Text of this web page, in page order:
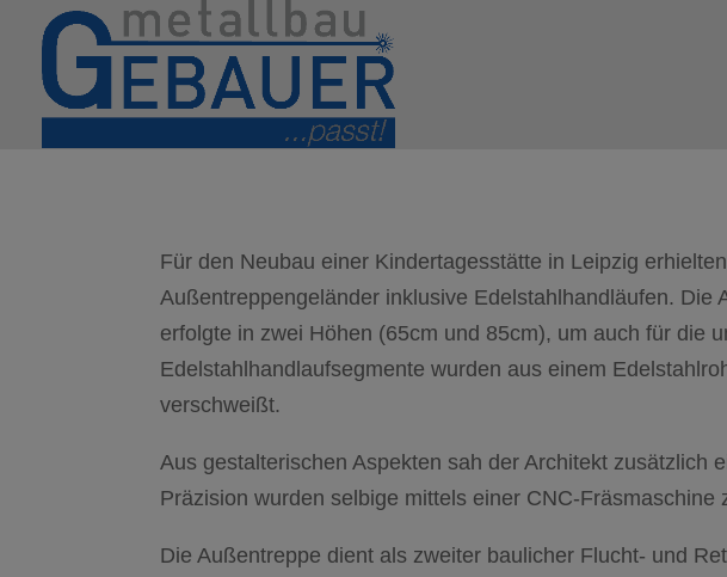
Für den Neubau einer Kindertagesstätte in Leipzig
Außentreppengeländer inklusive Edelstahlhandläufen.
erfolgte in zwei Höhen (65cm und 85cm), um auch für die
Edelstahlhandlaufsegmente wurden aus einem
verschweißt.
Aus gestalterischen Aspekten sah der Architekt zusätzlich
Präzision wurden selbige mittels einer CNC-
Die Außentreppe dient als zweiter baulicher Flucht- und